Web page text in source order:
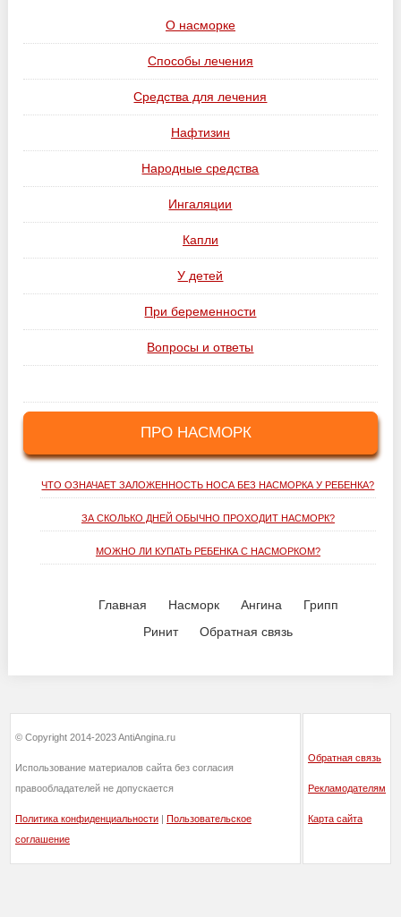
О насморке
Способы лечения
Средства для лечения
Нафтизин
Народные средства
Ингаляции
Капли
У детей
При беременности
Вопросы и ответы
ПРО НАСМОРК
ЧТО ОЗНАЧАЕТ ЗАЛОЖЕННОСТЬ НОСА БЕЗ НАСМОРКА У РЕБЕНКА?
ЗА СКОЛЬКО ДНЕЙ ОБЫЧНО ПРОХОДИТ НАСМОРК?
МОЖНО ЛИ КУПАТЬ РЕБЕНКА С НАСМОРКОМ?
Главная Насморк Ангина
Грипп
Ринит
Обратная связь
© Copyright 2014-2023 AntiAngina.ru
Использование материалов сайта без согласия
правообладателей не допускается
Политика конфиденциальности | Пользовательское
соглашение
Обратная связь
Рекламодателям
Карта сайта